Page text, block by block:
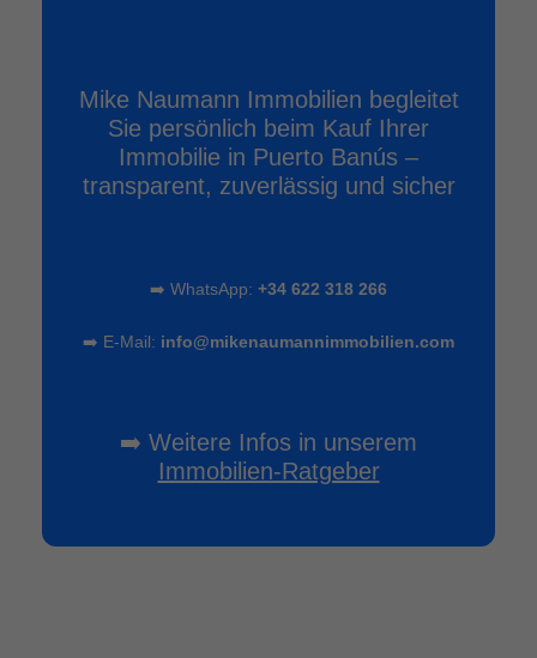
Mike Naumann Immobilien begleitet
Sie persönlich beim Kauf Ihrer
Immobilie in Puerto Banús –
transparent, zuverlässig und sicher
➡️ WhatsApp: +34 622 318 266
➡️ E-Mail: info@mikenaumannimmobilien.com
➡️ Weitere Infos in unserem
Immobilien-Ratgeber